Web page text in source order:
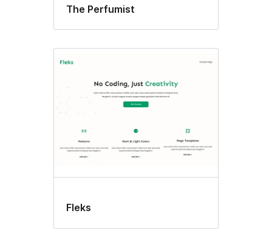
The Perfumist
Fleks